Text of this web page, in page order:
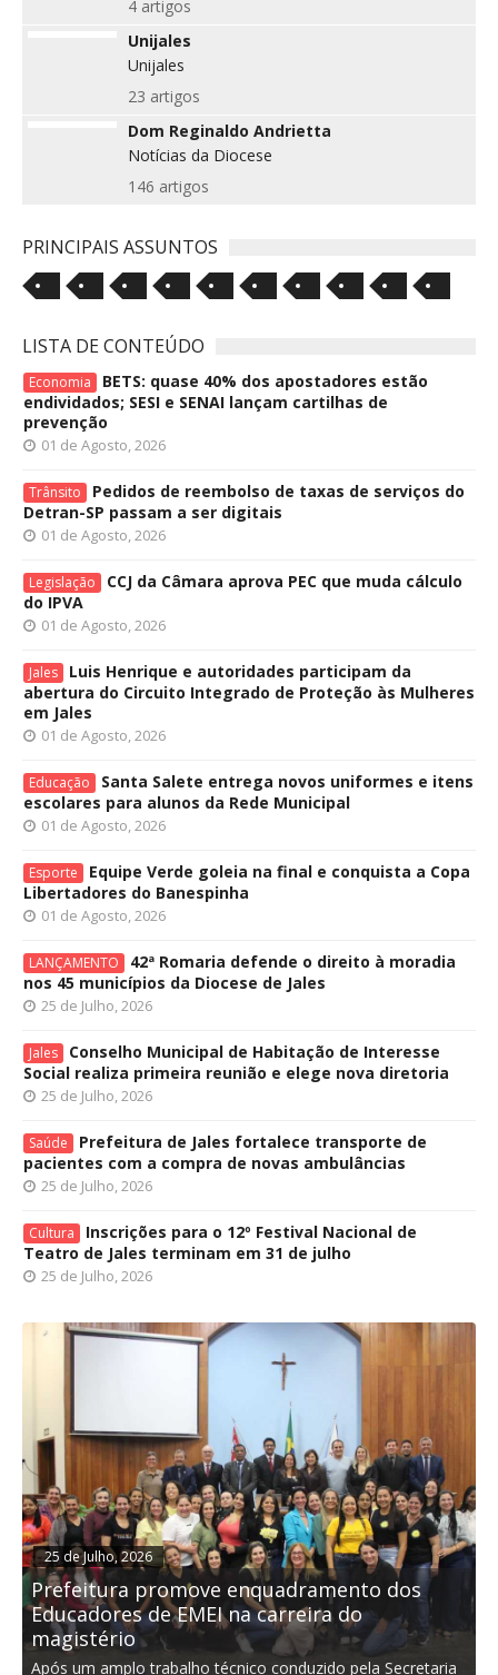
4 artigos
Unijales
Unijales
23 artigos
Dom Reginaldo Andrietta
Notícias da Diocese
146 artigos
PRINCIPAIS ASSUNTOS
LISTA DE CONTEÚDO
Economia
BETS: quase 40% dos apostadores estão
endividados; SESI e SENAI lançam cartilhas de
prevenção
01 de Agosto, 2026
Trânsito
Pedidos de reembolso de taxas de serviços do
Detran-SP passam a ser digitais
01 de Agosto, 2026
Legislação
CCJ da Câmara aprova PEC que muda cálculo
do IPVA
01 de Agosto, 2026
Jales
Luis Henrique e autoridades participam da
abertura do Circuito Integrado de Proteção às Mulheres
em Jales
01 de Agosto, 2026
Educação
Santa Salete entrega novos uniformes e itens
escolares para alunos da Rede Municipal
01 de Agosto, 2026
Esporte
Equipe Verde goleia na final e conquista a Copa
Libertadores do Banespinha
01 de Agosto, 2026
LANÇAMENTO
42ª Romaria defende o direito à moradia
nos 45 municípios da Diocese de Jales
25 de Julho, 2026
Jales
Conselho Municipal de Habitação de Interesse
Social realiza primeira reunião e elege nova diretoria
25 de Julho, 2026
Saúde
Prefeitura de Jales fortalece transporte de
pacientes com a compra de novas ambulâncias
25 de Julho, 2026
Cultura
Inscrições para o 12º Festival Nacional de
Teatro de Jales terminam em 31 de julho
25 de Julho, 2026
25 de Julho, 2026
Prefeitura promove enquadramento dos
Educadores de EMEI na carreira do
magistério
Após um amplo trabalho técnico conduzido pela Secretaria